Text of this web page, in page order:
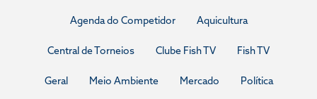
Agenda do Competidor Aquicultura
Central de Torneios Clube Fish TV Fish TV
Geral Meio Ambiente Mercado Política